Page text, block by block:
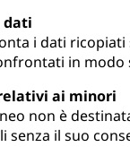
dati
i dati
in
ai minori
non è
il suo